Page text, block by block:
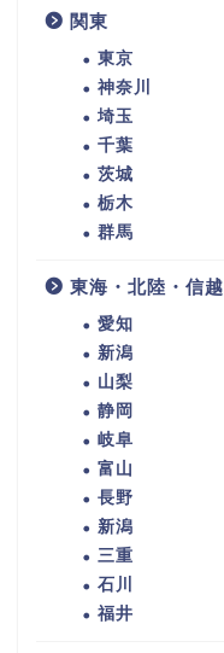
関東
東京
神奈川
埼玉
千葉
茨城
栃木
群馬
東海・北陸・信越
愛知
新潟
山梨
静岡
岐阜
富山
長野
新潟
三重
石川
福井